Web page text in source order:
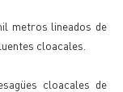
metros lineados de
cloacales.
cloacales de